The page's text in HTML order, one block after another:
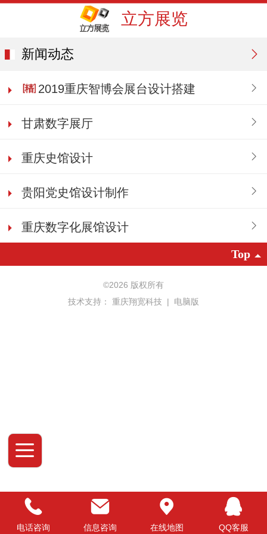
立方展览
新闻动态
2019重庆智博会展台设计搭建
甘肃数字展厅
重庆史馆设计
贵阳党史馆设计制作
重庆数字化展馆设计
Top
©2026 版权所有
技术支持： 重庆翔宽科技 | 电脑版
电话咨询 信息咨询 在线地图 QQ客服